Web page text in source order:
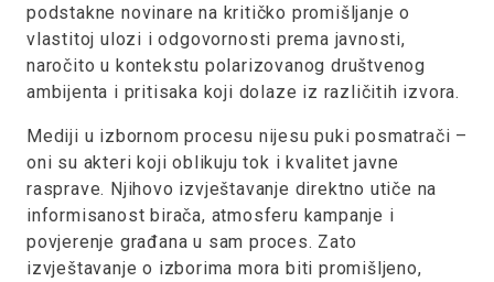
podstakne novinare na kritičko promišljanje o
vlastitoj ulozi i odgovornosti prema javnosti,
naročito u kontekstu polarizovanog društvenog
ambijenta i pritisaka koji dolaze iz različitih izvora.
Mediji u izbornom procesu nijesu puki posmatrači –
oni su akteri koji oblikuju tok i kvalitet javne
rasprave. Njihovo izvještavanje direktno utiče na
informisanost birača, atmosferu kampanje i
povjerenje građana u sam proces. Zato
izvještavanje o izborima mora biti promišljeno,